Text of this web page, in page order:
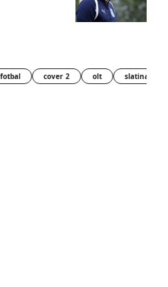
fotbal cover 2 olt slatina